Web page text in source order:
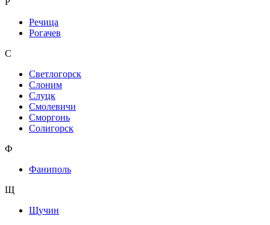
Речица
Рогачев
С
Светлогорск
Слоним
Слуцк
Смолевичи
Сморгонь
Солигорск
Ф
Фаниполь
Щ
Щучин